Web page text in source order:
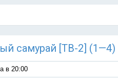
самурай [ТВ-2] (1—4)
в 20:00